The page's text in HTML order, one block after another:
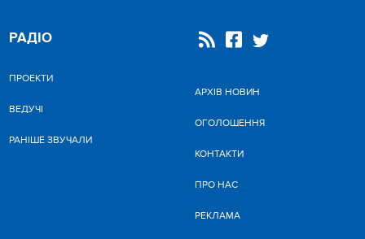
РАДІО
ПРОЕКТИ
ВЕДУЧІ
РАНІШЕ ЗВУЧАЛИ
АРХІВ НОВИН
ОГОЛОШЕННЯ
КОНТАКТИ
ПРО НАС
РЕКЛАМА